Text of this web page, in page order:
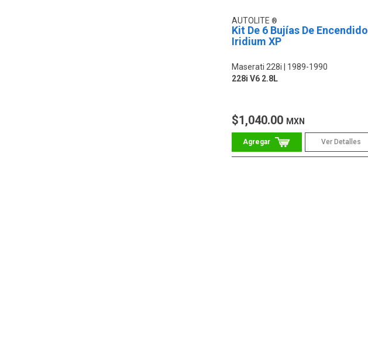
AUTOLITE
Kit De 6 Bujías De Encendido
Iridium XP
Maserati 228i
1989-1990
228i V6 2.8L
$1,040.00 MXN
Ver Detalles